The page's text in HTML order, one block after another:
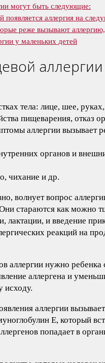
могут быть следующие:
появляется аллергия на
реже вызывают
у маленьких детей
аллергии
тела: лице, шее,
пищеварения, отказ
аллергии вызывает
органов и
чихание и др.
волнует вопрос
стараются как можно
лактации, и введение
реакций на
аллергии нужно ребенка
аллергена и
исходу.
аллергии
Е, который
попадает в